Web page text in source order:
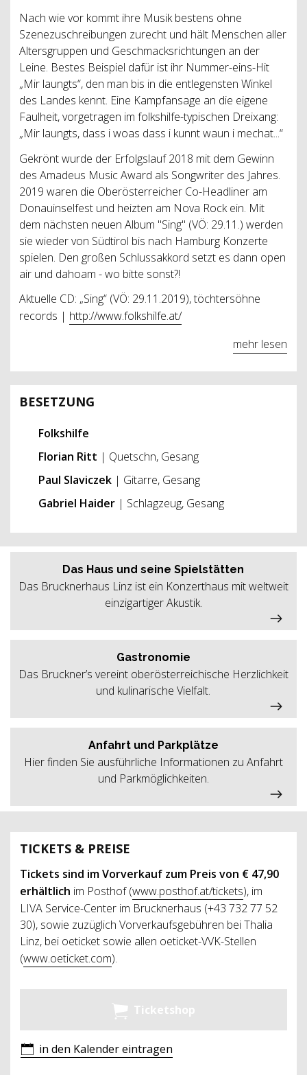
Nach wie vor kommt ihre Musik bestens ohne
Szenezuschreibungen zurecht und hält Menschen aller
Altersgruppen und Geschmacksrichtungen an der
Leine. Bestes Beispiel dafür ist ihr Nummer-eins-Hit
„Mir laungts“, den man bis in die entlegensten Winkel
des Landes kennt. Eine Kampfansage an die eigene
Faulheit, vorgetragen im folkshilfe-typischen Dreixang:
„Mir laungts, dass i woas dass i kunnt waun i mechat...“
Gekrönt wurde der Erfolgslauf 2018 mit dem Gewinn
des Amadeus Music Award als Songwriter des Jahres.
2019 waren die Oberösterreicher Co-Headliner am
Donauinselfest und heizten am Nova Rock ein. Mit
dem nächsten neuen Album "Sing" (VÖ: 29.11.) werden
sie wieder von Südtirol bis nach Hamburg Konzerte
spielen. Den großen Schlussakkord setzt es dann open
air und dahoam - wo bitte sonst?!
Aktuelle CD: „Sing“ (VÖ: 29.11.2019), töchtersöhne
records | http://www.folkshilfe.at/
mehr lesen
BESETZUNG
Folkshilfe
Florian Ritt | Quetschn, Gesang
Paul Slaviczek | Gitarre, Gesang
Gabriel Haider | Schlagzeug, Gesang
TICKETS & PREISE
Tickets sind im Vorverkauf zum Preis von € 47,90
erhältlich im Posthof (www.posthof.at/tickets), im
LIVA Service-Center im Brucknerhaus (+43 732 77 52
30), sowie zuzüglich Vorverkaufsgebühren bei Thalia
Linz, bei oeticket sowie allen oeticket-VVK-Stellen
(www.oeticket.com).
Ticketshop
in den Kalender eintragen
Das Haus und seine Spielstätten
Das Brucknerhaus Linz ist ein Konzerthaus mit weltweit
einzigartiger Akustik.
Gastronomie
Das Bruckner’s vereint oberösterreichische Herzlichkeit
und kulinarische Vielfalt.
Anfahrt und Parkplätze
Hier finden Sie ausführliche Informationen zu Anfahrt
und Parkmöglichkeiten.